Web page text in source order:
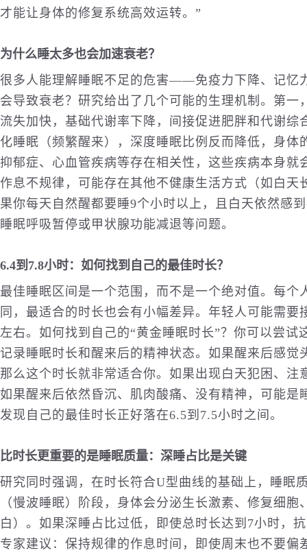
才能让身体的修复系统高效运转。”
为什么睡太多也会加速衰老？
很多人能理解睡眠不足的危害——免疫力下降、记忆
会导致衰老？研究给出了几个可能的生理机制。第
流失加快，基础代谢率下降，间接促进肥胖和代谢
化睡眠（频繁醒来），深度睡眠比例反而降低，身
抑郁症、心血管疾病等存在相关性，这些疾病本身
作息不规律，可能存在其他不健康生活方式（如白
果你每天自然醒都要睡9个小时以上，且白天依然感
睡眠呼吸暂停或甲状腺功能减退等问题。
6.4到7.8小时：如何找到自己的最佳时长？
最佳睡眠区间是一个范围，而不是一个绝对值。每
同，最适合的时长也会有小幅差异。年轻人可能需
左右。如何找到自己的“黄金睡眠时长”？你可以尝
记录睡眠时长和醒来后的精神状态。如果醒来后感
那么这个时长就非常适合你。如果出现白天犯困、
如果醒来后依然昏沉、肌肉酸痛、没有精神，可能
发现自己的最佳时长正好落在6.5到7.5小时之间。
比时长更重要的是睡眠质量：深睡占比是关键
研究同时强调，在时长符合U型曲线的基础上，睡眠
（慢波睡眠）阶段，身体会分泌生长激素、修复细
白）。如果深睡占比过低，即使总时长达到7小时，
专家建议：保持规律的作息时间，即使周末也不要偏